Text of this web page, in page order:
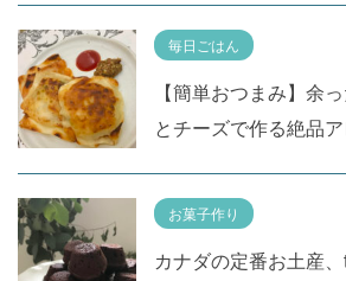
毎日ごはん
【簡単おつまみ】余
とチーズで作る絶品
お菓子作り
カナダの定番お土産